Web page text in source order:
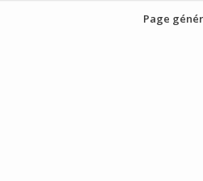
Page